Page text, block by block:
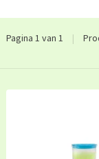
Pagina 1 van 1 |